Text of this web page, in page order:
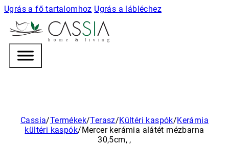
Ugrás a fő tartalomhoz Ugrás a lábléchez
h o m e & l i v i n g
Cassia/Termékek/Terasz/Kültéri kaspók/Kerámia
kültéri kaspók/Mercer kerámia alátét mézbarna
30,5cm, ,